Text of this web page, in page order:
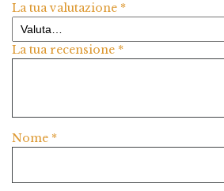
La tua valutazione *
La tua recensione *
Nome *